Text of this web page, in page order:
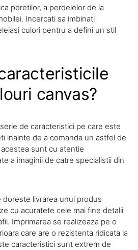
peretilor, a perdelelor de la
Incercati sa imbinati
culori pentru a defini un stil
canvas?
de caracteristici pe care este
inainte de a comanda un astfel de
sunt cu atentie
a imaginii de catre specialistii din
livrarea unui produs
cu acuratete cele mai fine detalii
Imprimarea se realizeaza pe o
care are o rezistenta ridicata la
caracteristici sunt extrem de